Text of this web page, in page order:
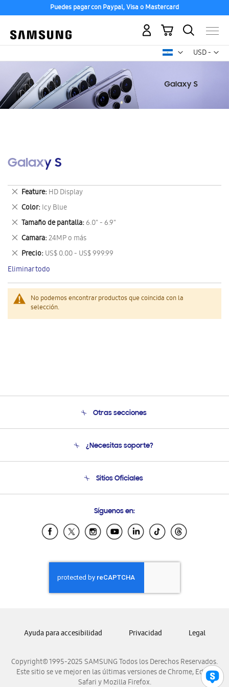
Puedes pagar con Paypal, Visa o Mastercard
USD -
dólar
Mi carrito
Galaxy S
No podemos encontrar productos que coincida con la
selección.
Feature HD Display
Eliminar
este
artículo
Color Icy Blue
Eliminar
este
artículo
Tamaño de pantalla 6.0" - 6.9"
Eliminar
este
artículo
Camara 24MP o más
Eliminar
este
artículo
Precio US$ 0.00 - US$ 999.99
Eliminar
este
artículo
Eliminar todo
Otras secciones
Soporte
¿Necesitas soporte?
Soporte vía eMail
Sitios Oficiales
Samsung Ecuador
Samsung El Salvador
Samsung Honduras
Samsung Nicaragua
Samsung Panamá
Samsung Venezuela
Síguenos en:
Copyright© 1995-2025 SAMSUNG Todos los Derechos Reservados.
Este sitio se ve mejor en las últimas versiones de Chrome, Edge,
Safari y Mozilla Firefox.
Ayuda para accesibilidad Privacidad Legal